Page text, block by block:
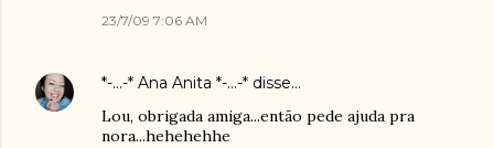
23/7/09 7:06 AM
*-...-* Ana Anita *-...-* disse…
Lou, obrigada amiga...então pede ajuda pra
nora...hehehehhe